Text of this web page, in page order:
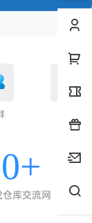
库交流网